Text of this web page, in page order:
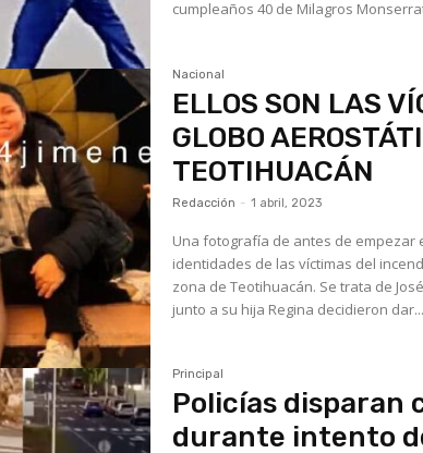
cumpleaños 40 de Milagros
Nacional
ELLOS SON LAS
GLOBO
TEOTIHUACÁN
Redacción - 1 abril, 2023
Una fotografía de antes de empezar
identidades de las víctimas del
zona de Teotihuacán. Se trata de José y Viridiana, una pareja que
junto a su hija Regina decidieron dar...
Principal
Policías disparan
durante intento